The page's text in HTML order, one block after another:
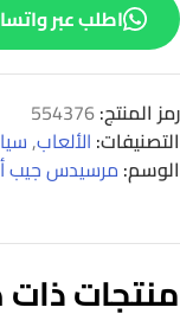
اطلب عبر
رمز المنتج:554376
التصنيفات: الألعاب,
الوسم:مرسيدس جيب
منتجات